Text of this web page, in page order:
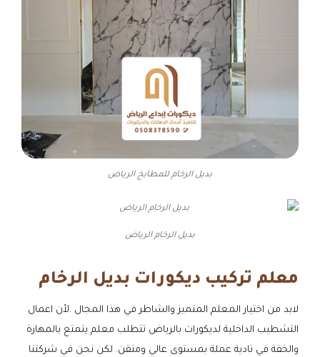
بديل الرخام للمطابخ الرياض
بديل الرخام الرياض
معلم تركيب ديكورات بديل الرخام
لابد من اختيار المعلم المتميز والشاطر في هذا المجال .لأن اعمال
التشطيب الداخلية لديكورات بالرياض تتطلب معلم يتمتع بالمهارة
والخفة في تادية عملة بمستوى عالي ومتقن. لكن نحن في شركتنا